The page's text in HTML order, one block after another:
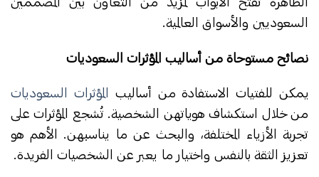
السعوديين والأسواق العالمية.
نصائح مستوحاة من أساليب المؤثرات السعوديات
يمكن للفتيات الاستفادة من أساليب
المؤثرات السعوديات
من خلال استكشاف هوياتهن الشخصية. تُشجع المؤثرات على
تجربة الأزياء المختلفة، والبحث عن ما يناسبهن. الأهم هو
تعزيز الثقة بالنفس واختيار ما يعبر عن الشخصيات الفريدة.